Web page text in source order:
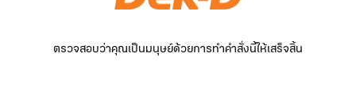
ตรวจสอบว่าคุณเป็นมนุษย์ด้วยการทำคำสั่งนี้ให้เสร็จสิ้น